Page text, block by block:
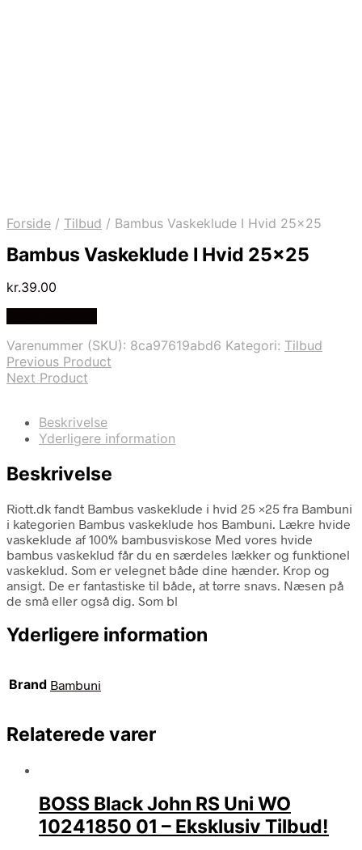
Forside / Tilbud / Bambus Vaskeklude I Hvid 25×25
Bambus Vaskeklude I Hvid 25×25
kr.39.00
Varenummer (SKU): 8ca97619abd6 Kategori: Tilbud
Previous Product
Next Product
Beskrivelse
Yderligere information
Beskrivelse
Riott.dk fandt Bambus vaskeklude i hvid 25 ×25 fra Bambuni
i kategorien Bambus vaskeklude hos Bambuni. Lækre hvide
vaskeklude af 100% bambusviskose Med vores hvide
bambus vaskeklud får du en særdeles lækker og funktionel
vaskeklud. Som er velegnet både dine hænder. Krop og
ansigt. De er fantastiske til både, at tørre snavs. Næsen på
de små eller også dig. Som bl
Yderligere information
Brand Bambuni
Relaterede varer
BOSS Black John RS Uni WO
10241850 01 – Eksklusiv Tilbud!